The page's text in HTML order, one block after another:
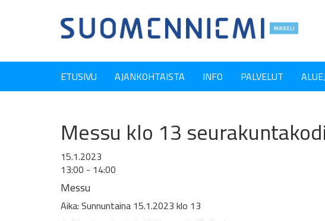
ETUSIVU AJANKOHTAISTA INFO PALVELUT
Messu klo 13
15.1.2023
13:00 - 14:00
Messu
Aika: Sunnuntaina 15.1.2023 klo 13